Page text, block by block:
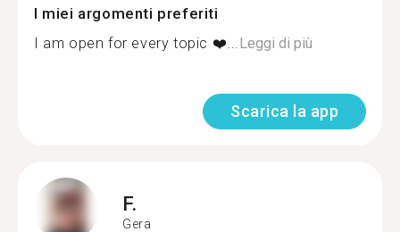
I miei argomenti preferiti
I am open for every topic ❤️...Leggi di più
Scarica la app
F.
Gera